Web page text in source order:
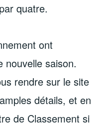
quatre.
ont
nouvelle saison.
rendre sur le site
détails, et en
de Classement si